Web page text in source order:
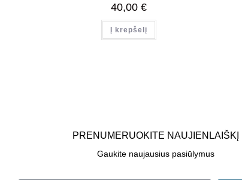
40,00 €
Į krepšelį
PRENUMERUOKITE NAUJIENLAIŠKĮ
Gaukite naujausius pasiūlymus